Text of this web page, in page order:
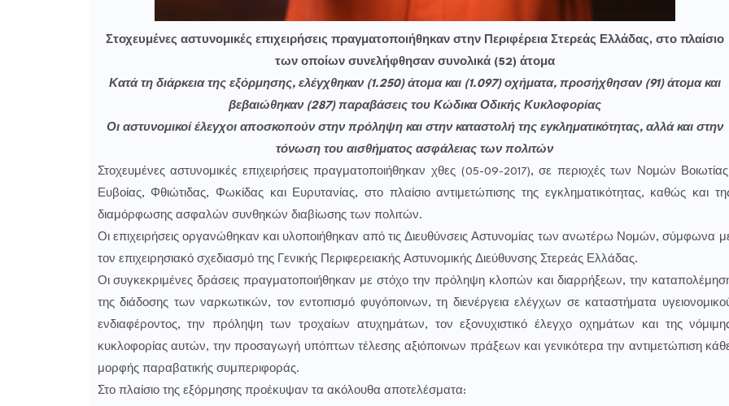
Στοχευμένες αστυνομικές επιχειρήσεις πραγματοποιήθηκαν στην Περιφέρεια Στερεάς Ελλάδας, στο πλαίσιο
των οποίων συνελήφθησαν συνολικά (52) άτομα
Κατά τη διάρκεια της εξόρμησης, ελέγχθηκαν (1.250) άτομα και (1.097) οχήματα, προσήχθησαν (91) άτομα και
βεβαιώθηκαν (287) παραβάσεις του Κώδικα Οδικής Κυκλοφορίας
Οι αστυνομικοί έλεγχοι αποσκοπούν στην πρόληψη και στην καταστολή της εγκληματικότητας, αλλά και στην
τόνωση του αισθήματος ασφάλειας των πολιτών
Στοχευμένες αστυνομικές επιχειρήσεις πραγματοποιήθηκαν χθες (05-09-2017), σε περιοχές των Νομών
Ευβοίας, Φθιώτιδας, Φωκίδας και Ευρυτανίας, στο πλαίσιο αντιμετώπισης της εγκληματικότητας, καθώς και
διαμόρφωσης ασφαλών συνθηκών διαβίωσης των πολιτών.
Οι επιχειρήσεις οργανώθηκαν και υλοποιήθηκαν από τις Διευθύνσεις Αστυνομίας των ανωτέρω Νομών, σύμφωνα
τον επιχειρησιακό σχεδιασμό της Γενικής Περιφερειακής Αστυνομικής Διεύθυνσης Στερεάς Ελλάδας.
Οι συγκεκριμένες δράσεις πραγματοποιήθηκαν με στόχο την πρόληψη κλοπών και διαρρήξεων, την
της διάδοσης των ναρκωτικών, τον εντοπισμό φυγόποινων, τη διενέργεια ελέγχων σε καταστήματα
ενδιαφέροντος, την πρόληψη των τροχαίων ατυχημάτων, τον εξονυχιστικό έλεγχο οχημάτων και της
κυκλοφορίας αυτών, την προσαγωγή υπόπτων τέλεσης αξιόποινων πράξεων και γενικότερα την αντιμετώπιση
μορφής παραβατικής συμπεριφοράς.
Στο πλαίσιο της εξόρμησης προέκυψαν τα ακόλουθα αποτελέσματα: